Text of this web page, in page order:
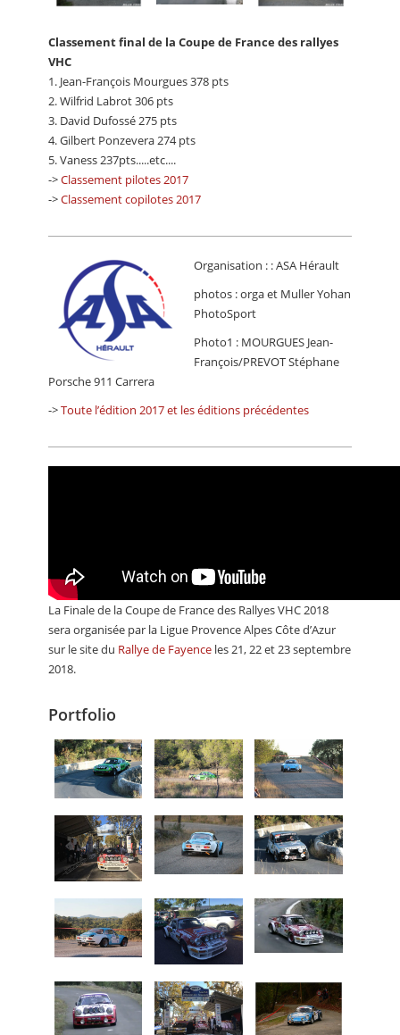
Classement final de la Coupe de France des rallyes
VHC
1. Jean-François Mourgues 378 pts
2. Wilfrid Labrot 306 pts
3. David Dufossé 275 pts
4. Gilbert Ponzevera 274 pts
5. Vaness 237pts.....etc....
->Classement pilotes 2017
->Classement copilotes 2017
Organisation : : ASA Hérault
photos : orga et Muller Yohan
PhotoSport
Photo1 : MOURGUES Jean-
François/PREVOT Stéphane
Porsche 911 Carrera
->Toute l’édition 2017 et les éditions précédentes
La Finale de la Coupe de France des Rallyes VHC 2018
sera organisée par la Ligue Provence Alpes Côte d’Azur
sur le site du Rallye de Fayence les 21, 22 et 23 septembre
2018.
Portfolio